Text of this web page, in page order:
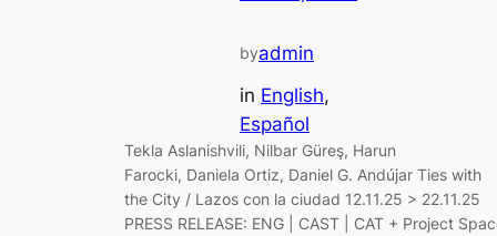
byadmin
in English
Español
Tekla Aslanishvili, Nilbar Güreş, Harun
Farocki, Daniela Ortiz, Daniel G. Andújar Ties with
the City / Lazos con la ciudad 12.11.25 > 22.11.25
PRESS RELEASE: ENG | CAST | CAT + Project